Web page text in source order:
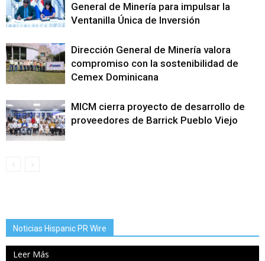
General de Minería para impulsar la
Ventanilla Única de Inversión
Dirección General de Minería valora
compromiso con la sostenibilidad de
Cemex Dominicana
MICM cierra proyecto de desarrollo de
proveedores de Barrick Pueblo Viejo
Noticias Hispanic PR Wire
Leer Más